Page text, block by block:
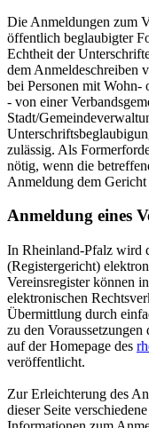
Die Anmeldungen zum
öffentlich beglaubigter
Echtheit der
dem Anmeldeschreiben
bei Personen mit Wohn-
- von einer
Stadt/
zulässig. Als
nötig, wenn die
Anmeldung dem Gericht
Anmeldung eines
In Rheinland-Pfalz wird
(Registergericht)
Vereinsregister können
elektronischen
Übermittlung durch
zu den
auf der Homepage des
veröffentlicht.
Zur Erleichterung des
dieser Seite